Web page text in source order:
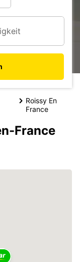
Roissy En
France
France